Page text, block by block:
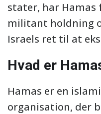
stater, har
militant holdning
Israels ret til at
Hvad er
Hamas er en
organisation, der